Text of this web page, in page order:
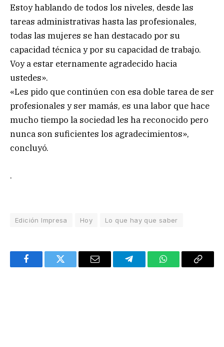
Estoy hablando de todos los niveles, desde las
tareas administrativas hasta las profesionales,
todas las mujeres se han destacado por su
capacidad técnica y por su capacidad de trabajo.
Voy a estar eternamente agradecido hacia
ustedes».
«Les pido que continúen con esa doble tarea de ser
profesionales y ser mamás, es una labor que hace
mucho tiempo la sociedad les ha reconocido pero
nunca son suficientes los agradecimientos»,
concluyó.
.
Edición Impresa Hoy Lo que hay que saber
FacebookTwitter Email TelegramWhatsAppCopy